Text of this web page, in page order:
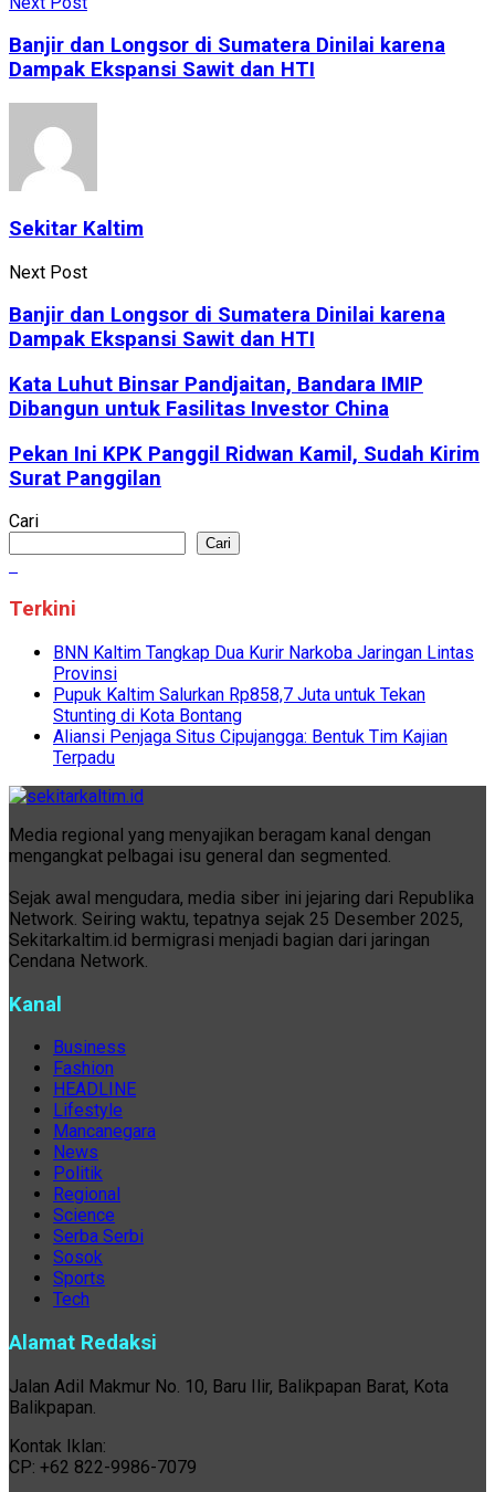
Banjir dan Longsor di Sumatera Dinilai karena
Dampak Ekspansi Sawit dan HTI
Sekitar Kaltim
Next Post
Banjir dan Longsor di Sumatera Dinilai karena
Dampak Ekspansi Sawit dan HTI
Kata Luhut Binsar Pandjaitan, Bandara IMIP
Dibangun untuk Fasilitas Investor China
Pekan Ini KPK Panggil Ridwan Kamil, Sudah Kirim
Surat Panggilan
Cari
Cari
Terkini
BNN Kaltim Tangkap Dua Kurir Narkoba Jaringan Lintas
Provinsi
Pupuk Kaltim Salurkan Rp858,7 Juta untuk Tekan
Stunting di Kota Bontang
Aliansi Penjaga Situs Cipujangga: Bentuk Tim Kajian
Terpadu
Media regional yang menyajikan beragam kanal dengan
mengangkat pelbagai isu general dan segmented.
Sejak awal mengudara, media siber ini jejaring dari Republika
Network. Seiring waktu, tepatnya sejak 25 Desember 2025,
Sekitarkaltim.id bermigrasi menjadi bagian dari jaringan
Cendana Network.
Kanal
Business
Fashion
HEADLINE
Lifestyle
Mancanegara
News
Politik
Regional
Science
Serba Serbi
Sosok
Sports
Tech
Alamat Redaksi
Jalan Adil Makmur No. 10, Baru Ilir, Balikpapan Barat, Kota
Balikpapan.
Kontak Iklan:
CP: +62 822-9986-7079